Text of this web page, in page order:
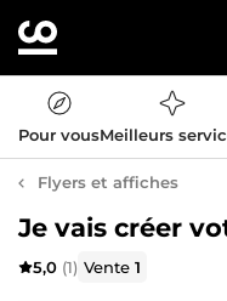
Pour vousMeilleurs
Flyers et affiches
Je vais créer
5,0 (1) Vente1